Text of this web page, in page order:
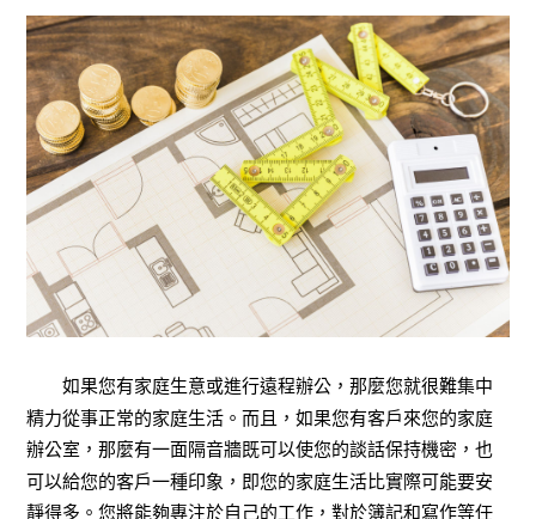
如果您有家庭生意或進行遠程辦公，那麼您就很難集中
精力從事正常的家庭生活。而且，如果您有客戶來您的家庭
辦公室，那麼有一面隔音牆既可以使您的談話保持機密，也
可以給您的客戶一種印象，即您的家庭生活比實際可能要安
靜得多。您將能夠專注於自己的工作，對於簿記和寫作等任